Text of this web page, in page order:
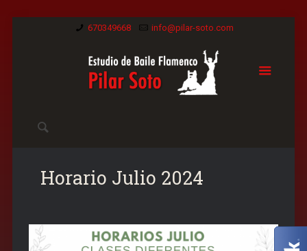
670349668 info@pilar-soto.com
Horario Julio 2024